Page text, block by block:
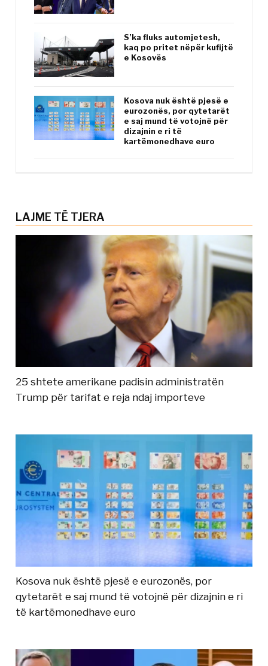
S’ka fluks automjetesh,
kaq po pritet nëpër kufijtë
e Kosovës
Kosova nuk është pjesë e
eurozonës, por qytetarët
e saj mund të votojnë për
dizajnin e ri të
kartëmonedhave euro
LAJME TË TJERA
25 shtete amerikane padisin administratën
Trump për tarifat e reja ndaj importeve
Kosova nuk është pjesë e eurozonës, por
qytetarët e saj mund të votojnë për dizajnin e ri
të kartëmonedhave euro